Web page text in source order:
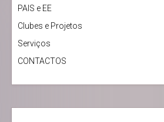
PAIS e EE
Clubes e Projetos
Serviços
CONTACTOS